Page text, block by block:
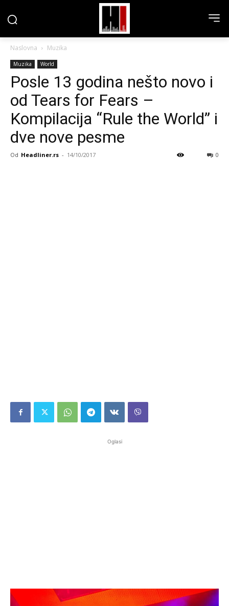
Naslovna Muzika
Muzika World
Posle 13 godina nešto novo i
od Tears for Fears –
Kompilacija “Rule the World” i
dve nove pesme
Od Headliner.rs - 14/10/2017 0
Oglasi